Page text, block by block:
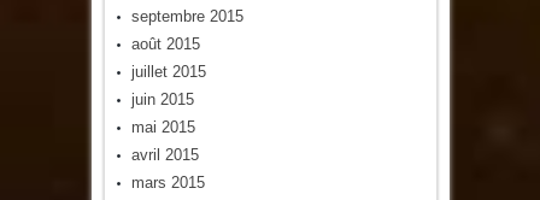
septembre 2015
août 2015
juillet 2015
juin 2015
mai 2015
avril 2015
mars 2015